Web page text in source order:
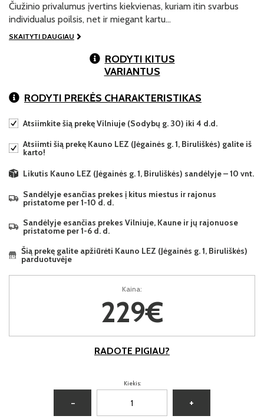
Čiužinio privalumus įvertins kiekvienas, kuriam itin svarbus
individualus poilsis, net ir miegant kartu…
SKAITYTI DAUGIAU
RODYTI KITUS
VARIANTUS
RODYTI PREKĖS CHARAKTERISTIKAS
Atsiimkite šią prekę Vilniuje (Sodybų g. 30) iki 4 d.d.
Atsiimti šią prekę Kauno LEZ (Jėgainės g. 1, Biruliškės) galite iš
karto!
Likutis Kauno LEZ (Jėgainės g. 1, Biruliškės) sandėlyje – 10 vnt.
Sandėlyje esančias prekes į kitus miestus ir rajonus
pristatome per 1-10 d. d.
Sandėlyje esančias prekes Vilniuje, Kaune ir jų rajonuose
pristatome per 1-6 d. d.
Šią prekę galite apžiūrėti Kauno LEZ (Jėgainės g. 1, Biruliškės)
parduotuvėje
Kaina:
229€
RADOTE PIGIAU?
Kiekis:
− +